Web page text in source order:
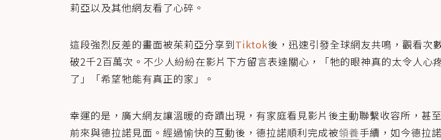
莉亞以及其他網友看了心碎。
這段強烈反差的畫面被茱莉亞分享到Tiktok後，迅速引發全球網友共鳴，觀看次
破2千2百萬次。不少人紛紛在影片下方留言表達關心，「牠的眼神真的太令人心
了」「希望牠能有真正的家」。
幸運的是，廣大網友讓溫暖的奇蹟出現，有家庭看見影片後主動聯繫收容所，甚
前來與德拉諾見面。經過愉快的互動後，德拉諾順利完成被領養手續，如今德拉